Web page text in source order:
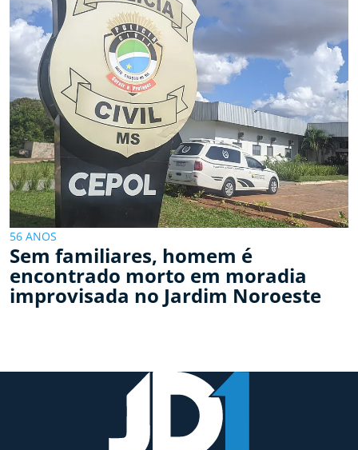
56 ANOS
Sem familiares, homem é
encontrado morto em moradia
improvisada no Jardim Noroeste